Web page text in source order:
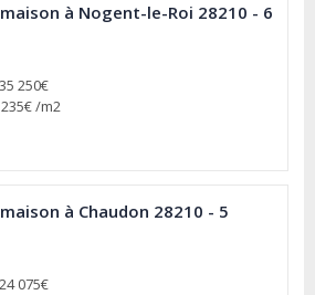
à Nogent-le-Roi 28210 - 6
250€
/m2
à Chaudon 28210 - 5
075€